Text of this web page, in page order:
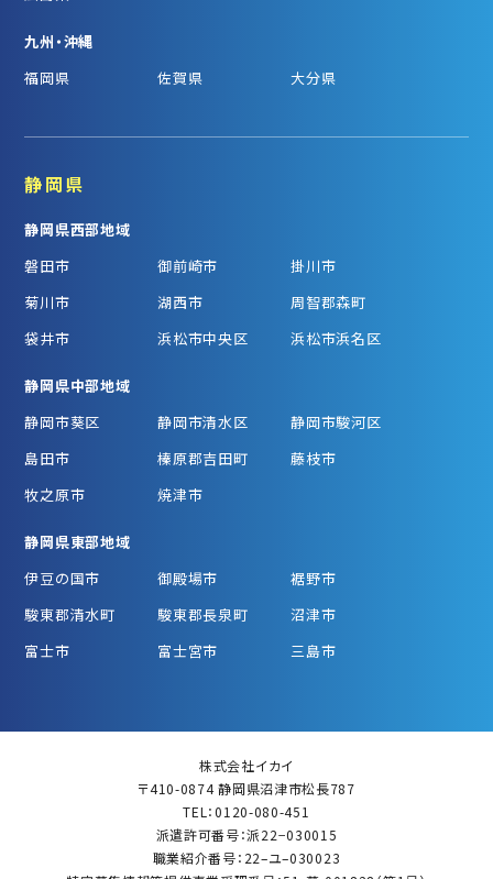
九州・沖縄
福岡県
佐賀県 大分県
静岡県
静岡県西部地域
磐田市
御前崎市
掛川市
菊川市
湖西市
周智郡森町
袋井市
浜松市中央区 浜松市浜名区
静岡県中部地域
静岡市葵区
静岡市清水区
静岡市駿河区
島田市
榛原郡吉田町
藤枝市
牧之原市
焼津市
静岡県東部地域
伊豆の国市
御殿場市
裾野市
駿東郡清水町
駿東郡長泉町
沼津市
富士市
富士宮市 三島市
株式会社イカイ
〒410-0874 静岡県沼津市松長787
TEL：0120-080-451
派遣許可番号：派22−030015
職業紹介番号：22–ユ–030023